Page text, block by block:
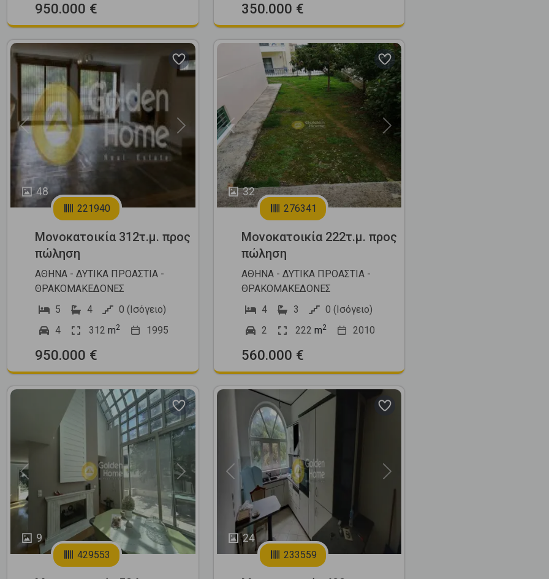
950.000 € 350.000 €
48
Previous Next
221940
Μονοκατοικία 312τ.μ. προς
πώληση
ΑΘΗΝΑ - ΔΥΤΙΚΑ ΠΡΟΑΣΤΙΑ -
ΘΡΑΚΟΜΑΚΕΔΟΝΕΣ
5
4
0 (Ισόγειο)
4
312 m2 1995
950.000 €
32
Previous Next
276341
Μονοκατοικία 222τ.μ. προς
πώληση
ΑΘΗΝΑ - ΔΥΤΙΚΑ ΠΡΟΑΣΤΙΑ -
ΘΡΑΚΟΜΑΚΕΔΟΝΕΣ
4
3
0 (Ισόγειο)
2
222 m2 2010
560.000 €
9
Previous Next
429553
24
Previous Next
233559